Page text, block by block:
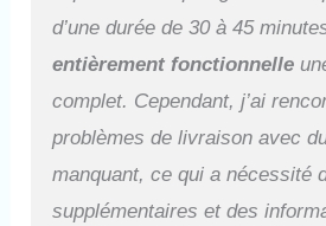
de charge,
manomètre
secondaire.
4L: Vous
d’une durée de 30 à 45
entièrement fonctionnelle
complet. Cependant, j’ai
problèmes de livraison avec
manquant, ce qui a nécessité
supplémentaires et des